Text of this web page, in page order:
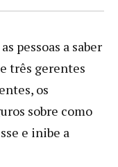
pessoas a saber
três gerentes
os
sobre como
e inibe a